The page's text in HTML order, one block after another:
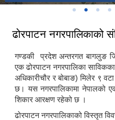
ढोरपाटन नगरपालिकाको
गण्डकी प्रदेश अन्तरगत बागलुङ
एक ढोरपाटन नगरपालिका
अधिकारीचौर र बोबाङ) मिलेर ९
छ। यस नगरपालिकामा नेपालको
शिकार आरक्षण रहेको छ ।
ढोरपाटन नगरपालिकाको विस्तृत